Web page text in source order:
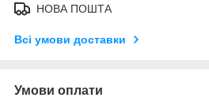
НОВА ПОШТА
Всі умови доставки
Умови оплати